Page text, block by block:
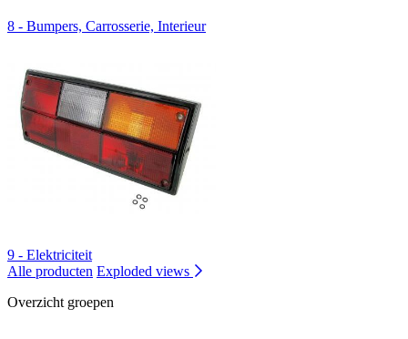
8 - Bumpers, Carrosserie, Interieur
9 - Elektriciteit
Alle producten Exploded views
Overzicht groepen